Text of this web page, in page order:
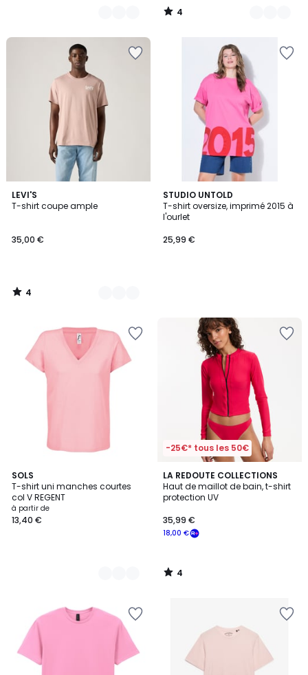
4
/
LEVI'S
T-shirt coupe ample
35,00 €
4
/
12
Couleurs
4
/
STUDIO UNTOLD
T-shirt oversize, imprimé 2015 à
l'ourlet
25,99 €
SOLS
T-shirt uni manches courtes
col V REGENT
à partir de
13,40 €
7
Couleurs
-25€* tous les 50€
LA REDOUTE COLLECTIONS
Haut de maillot de bain, t-shirt
protection UV
18,00 €
35,99 €
4
/
5
4
/